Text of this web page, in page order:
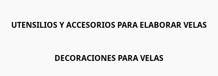
UTENSILIOS Y ACCESORIOS PARA ELABORAR VELAS
DECORACIONES PARA VELAS